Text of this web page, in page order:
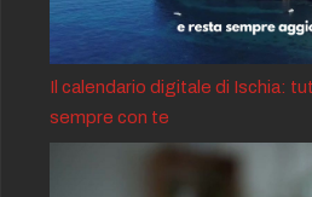
Il calendario digitale di Ischia:
sempre con te